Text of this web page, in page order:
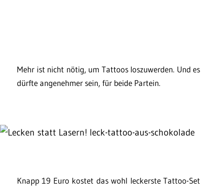
Mehr ist nicht nötig, um Tattoos loszuwerden. Und es
dürfte angenehmer sein, für beide Partein.
Knapp 19 Euro kostet das wohl leckerste Tattoo-Set